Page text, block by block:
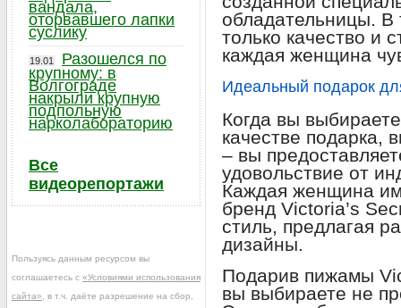
обладательницы. В
только качество и
каждая женщина
Идеальный подарок
Когда вы
качестве подарка,
– вы
удовольствие от
Каждая женщина
бренд Victoria’s
стиль, предлагая
дизайны.
Подарив пижамы
вы выбираете не
вандала,
оторвавшего лапки
суслику
19.01
Разошелся по
крупному: в
Волгограде
накрыли крупную
подпольную
нарколабораторию
Все
видеорепортажи
Пользуясь данным ресурсом вы
соглашаетесь с «Условиями использования
сайта» , в т.ч. даёте разрешение на сбор,